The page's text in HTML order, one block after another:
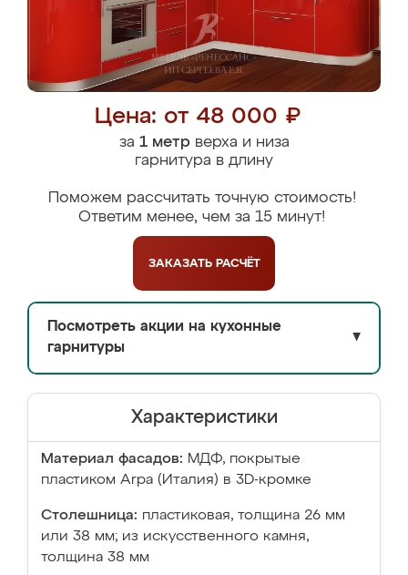
Цена: от 48 000 ₽
за 1 метрверха и низа
гарнитура в длину
Поможем рассчитать точную стоимость!
Ответим менее, чем за 15 минут!
ЗАКАЗАТЬ РАСЧЁТ
Посмотреть акции на кухонные
гарнитуры
▼
Характеристики
Материал фасадов: МДФ, покрытые
пластиком Arpa (Италия) в 3D-кромке
Столешница: пластиковая, толщина 26 мм
или 38 мм; из искусственного камня,
толщина 38 мм